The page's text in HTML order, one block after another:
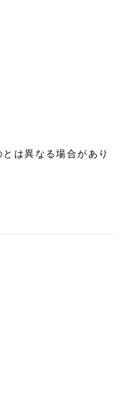
は異なる場合があり